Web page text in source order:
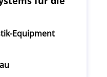
Equipment